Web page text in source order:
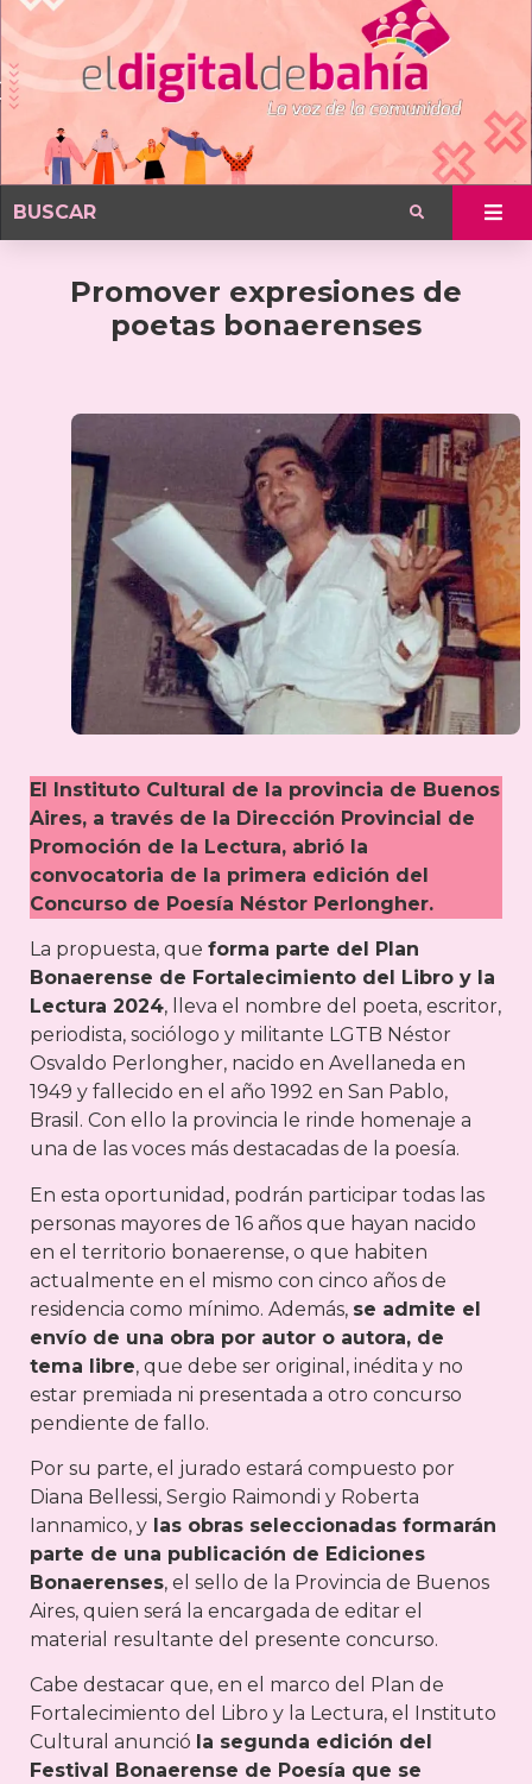
Promover expresiones de
poetas bonaerenses
El Instituto Cultural de la provincia de Buenos
Aires, a través de la Dirección Provincial de
Promoción de la Lectura, abrió la
convocatoria de la primera edición del
Concurso de Poesía Néstor Perlongher.
La propuesta, que forma parte del Plan
Bonaerense de Fortalecimiento del Libro y la
Lectura 2024, lleva el nombre del poeta, escritor,
periodista, sociólogo y militante LGTB Néstor
Osvaldo Perlongher, nacido en Avellaneda en
1949 y fallecido en el año 1992 en San Pablo,
Brasil. Con ello la provincia le rinde homenaje a
una de las voces más destacadas de la poesía.
En esta oportunidad, podrán participar todas las
personas mayores de 16 años que hayan nacido
en el territorio bonaerense, o que habiten
actualmente en el mismo con cinco años de
residencia como mínimo. Además, se admite el
envío de una obra por autor o autora, de
tema libre, que debe ser original, inédita y no
estar premiada ni presentada a otro concurso
pendiente de fallo.
Por su parte, el jurado estará compuesto por
Diana Bellessi, Sergio Raimondi y Roberta
Iannamico, y las obras seleccionadas formarán
parte de una publicación de Ediciones
Bonaerenses, el sello de la Provincia de Buenos
Aires, quien será la encargada de editar el
material resultante del presente concurso.
Cabe destacar que, en el marco del Plan de
Fortalecimiento del Libro y la Lectura, el Instituto
Cultural anunció la segunda edición del
Festival Bonaerense de Poesía que se